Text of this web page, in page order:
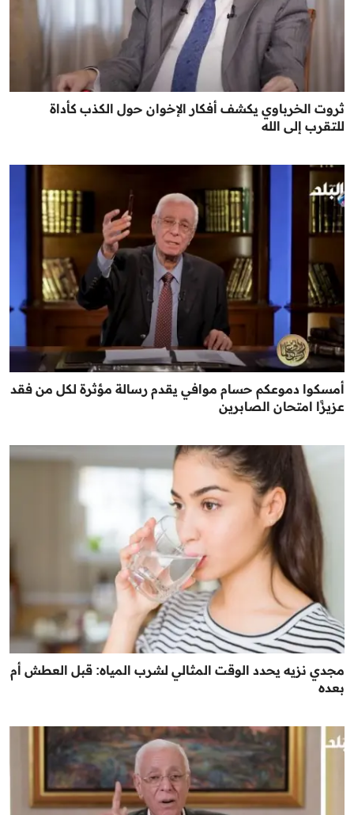
ثروت الخرباوي يكشف أفكار الإخوان حول الكذب كأداة
للتقرب إلى الله
أمسكوا دموعكم حسام موافي يقدم رسالة مؤثرة لكل من فقد
عزيزًا امتحان الصابرين
مجدي نزيه يحدد الوقت المثالي لشرب المياه: قبل العطش أم
بعده